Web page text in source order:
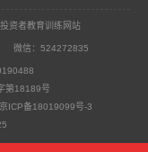
资者教育训练网站
微信：524272835
第18189号
ICP备18019099号-3